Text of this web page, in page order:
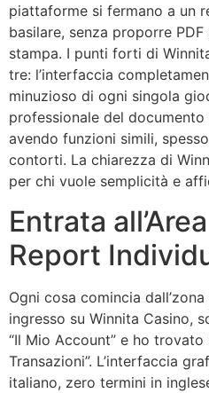
piattaforme si fermano a un
basilare, senza proporre
stampa. I punti forti di
tre: l’interfaccia
minuzioso di ogni singola
professionale del
avendo funzioni simili,
contorti. La chiarezza di
per chi vuole semplicità e
Entrata
Report
Ogni cosa comincia
ingresso su Winnita Casino,
“Il Mio Account” e ho
Transazioni”. L’interfaccia
italiano, zero termini in